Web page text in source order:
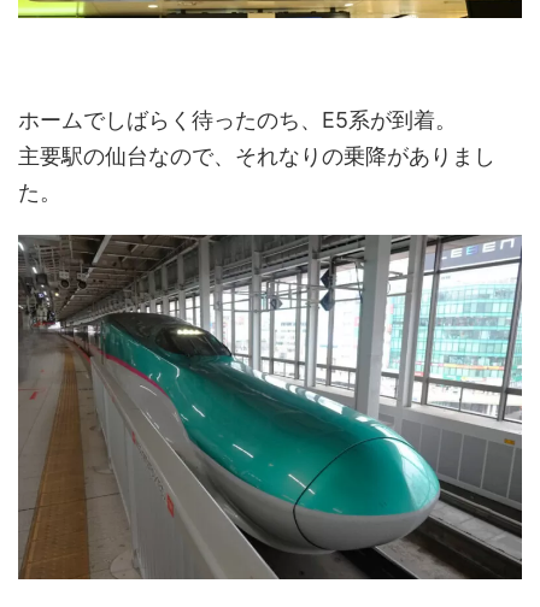
ホームでしばらく待ったのち、E5系が到着。
主要駅の仙台なので、それなりの乗降がありまし
た。